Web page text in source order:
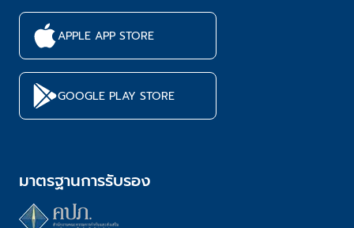
APPLE APP STORE
GOOGLE PLAY STORE
มาตรฐานการรับรอง